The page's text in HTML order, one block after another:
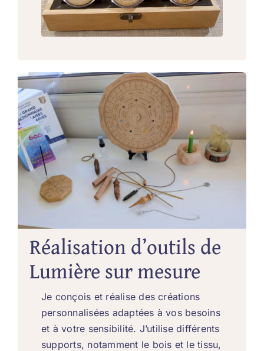
Réalisation d’outils de
Lumière sur mesure
Je conçois et réalise des créations
personnalisées adaptées à vos besoins
et à votre sensibilité. J’utilise différents
supports, notamment le bois et le tissu,